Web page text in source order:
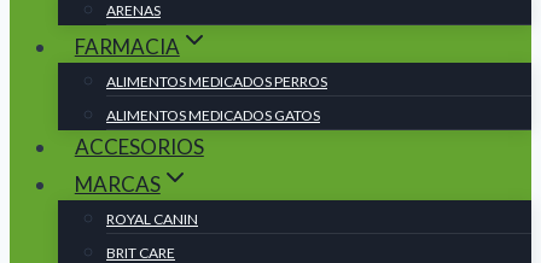
ARENAS
FARMACIA
ALIMENTOS MEDICADOS PERROS
ALIMENTOS MEDICADOS GATOS
ACCESORIOS
MARCAS
ROYAL CANIN
BRIT CARE